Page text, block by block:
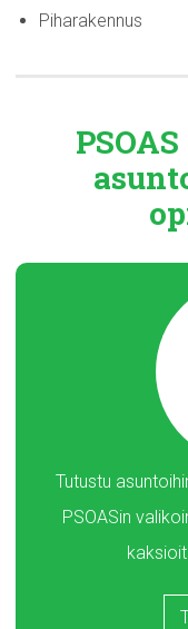
Piharakennus
Tutustu
PSOASin